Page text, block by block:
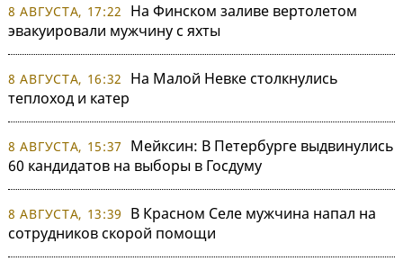
8 АВГУСТА, 17:22
На Финском заливе вертолетом
эвакуировали мужчину с яхты
8 АВГУСТА, 16:32
На Малой Невке столкнулись
теплоход и катер
8 АВГУСТА, 15:37
Мейксин: В Петербурге выдвинулись
60 кандидатов на выборы в Госдуму
8 АВГУСТА, 13:39
В Красном Селе мужчина напал на
сотрудников скорой помощи